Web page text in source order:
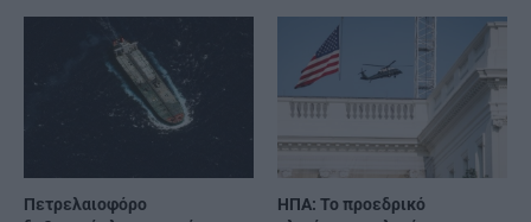
Πετρελαιοφόρο
ΗΠΑ: Το προεδρικό